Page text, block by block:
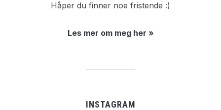
Håper du finner noe fristende :)
Les mer om meg her »
INSTAGRAM